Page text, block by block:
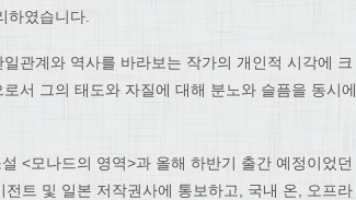
하였습니다.
관계와 역사를 바라보는 작가의 개인적 시각에 크
서 그의 태도와 자질에 대해 분노와 슬픔을 동시에
<모나드의 영역>과 올해 하반기 출간 예정이었던
트 및 일본 저작권사에 통보하고, 국내 온, 오프라